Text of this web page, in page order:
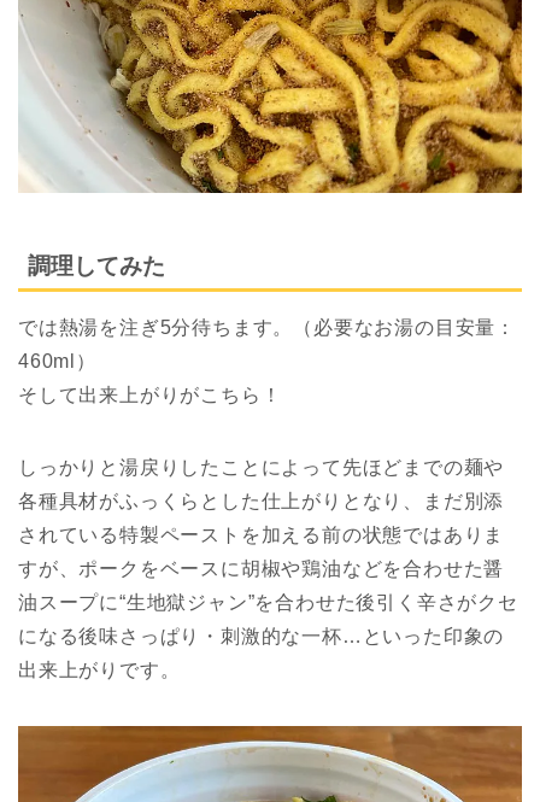
調理してみた
では熱湯を注ぎ5分待ちます。（必要なお湯の目安量：
460ml）
そして出来上がりがこちら！
しっかりと湯戻りしたことによって先ほどまでの麺や
各種具材がふっくらとした仕上がりとなり、まだ別添
されている特製ペーストを加える前の状態ではありま
すが、ポークをベースに胡椒や鶏油などを合わせた醤
油スープに“生地獄ジャン”を合わせた後引く辛さがクセ
になる後味さっぱり・刺激的な一杯…といった印象の
出来上がりです。